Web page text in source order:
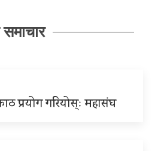
प्रयोग गरियोस्ः महासंघ